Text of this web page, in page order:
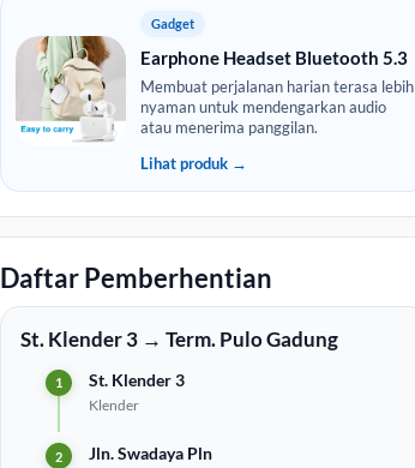
Gadget
Earphone Headset Bluetooth 5.3
Membuat perjalanan harian terasa lebih
nyaman untuk mendengarkan audio
atau menerima panggilan.
Lihat produk →
Daftar Pemberhentian
St. Klender 3 → Term. Pulo Gadung
St. Klender 3
Klender
Jln. Swadaya Pln